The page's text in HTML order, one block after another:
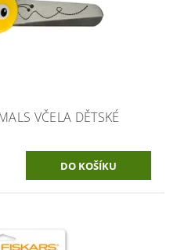
VČELA DĚTSKÉ